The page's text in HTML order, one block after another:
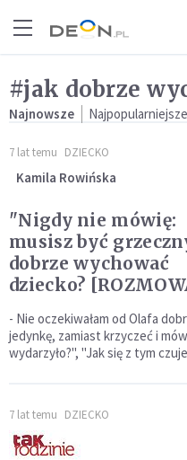
#jak dobrze
Najnowsze Najpopularniejsze
7 lat temu DZIECKO
Kamila Rowińska
"Nigdy nie mówię:
musisz być
dobrze wychować
dziecko?
- Nie oczekiwałam od Olafa
jedynkę, zamiast krzyczeć i
wydarzyło?", "Jak się z tym
7 lat temu DZIECKO